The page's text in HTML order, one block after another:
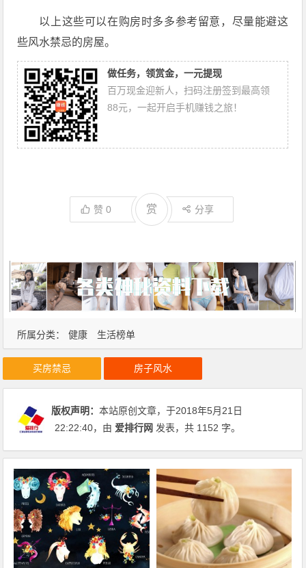
所属分类： 健康 生活榜单
以上这些可以在购房时多多参考留意，尽量能避这
些风水禁忌的房屋。
做任务，领赏金，一元提现
百万现金迎新人，扫码注册签到最高领
88元，一起开启手机赚钱之旅！
赞0 赏 分享
买房禁忌 房子风水
版权声明：本站原创文章，于2018年5月21日
22:22:40，由 爱排行网 发表，共 1152 字。